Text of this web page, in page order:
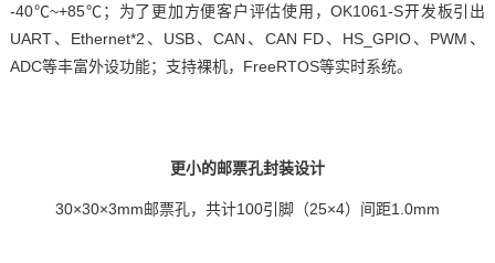
-40℃~+85℃；为了更加方便客户评估使用，OK1061-S开发板引出
UART、Ethernet*2、USB、CAN、CAN FD、HS_GPIO、PWM、
ADC等丰富外设功能；支持裸机，FreeRTOS等实时系统。
更小的邮票孔封装设计
30×30×3mm邮票孔，共计100引脚（25×4）间距1.0mm